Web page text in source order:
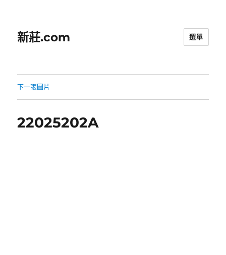
新莊.com 選單
下一張圖片
22025202A